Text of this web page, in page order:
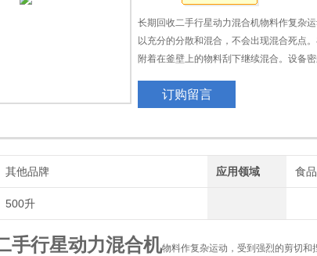
长期回收二手行星动力混合机物料作复杂
以充分的分散和混合，不会出现混合死点
附着在釜壁上的物料刮下继续混合。设备
订购留言
其他品牌 应用领域 食
500升
手行星动力混合机物料作复杂运动，受到强烈的剪切和